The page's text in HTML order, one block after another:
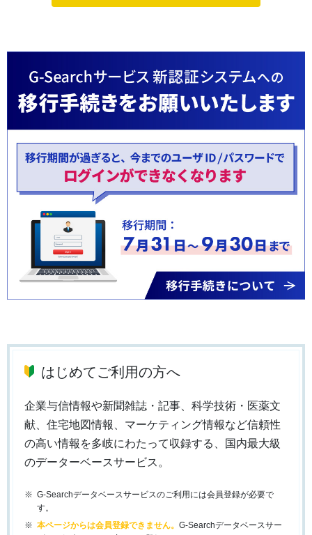
はじめてご利用の方へ
企業与信情報や新聞雑誌・記事、科学技術・医薬文
献、住宅地図情報、マーケティング情報など信頼性
の高い情報を多岐にわたって収録する、国内最大級
のデーターベースサービス。
G-Searchデータベースサービスのご利用には会員登録が必要で
す。
本ページからは会員登録できません。 G-Searchデータベースサー